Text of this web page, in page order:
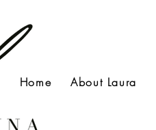
Home About Laura